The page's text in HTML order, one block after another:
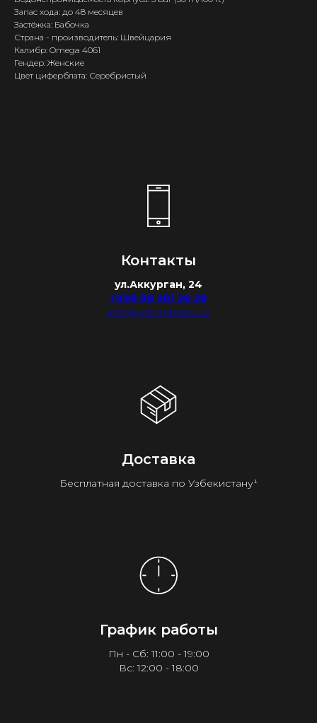
Запас хода: до 48 месяцев
Застёжка: Бабочка
Страна - производитель: Швейцария
Калибр: Omega 4061
Гендер: Женские
Цвет циферблата: Серебристый
Контакты
ул.Аккурган, 24
+998 88 281 28 28
info@watchdealer.uz
Доставка
Бесплатная доставка по Узбекистану¹
График работы
Пн - Сб: 11:00 - 19:00
Вс: 12:00 - 18:00